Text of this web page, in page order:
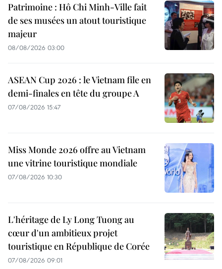
Patrimoine : Hô Chi Minh-Ville fait
de ses musées un atout touristique
majeur
08/08/2026 03:00
ASEAN Cup 2026 : le Vietnam file en
demi-finales en tête du groupe A
07/08/2026 15:47
Miss Monde 2026 offre au Vietnam
une vitrine touristique mondiale
07/08/2026 10:30
L'héritage de Ly Long Tuong au
cœur d'un ambitieux projet
touristique en République de Corée
07/08/2026 09:01